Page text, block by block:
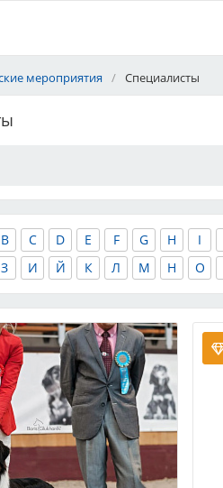
мероприятия / Специалисты
B C D E F G H I
З И Й К Л М Н О